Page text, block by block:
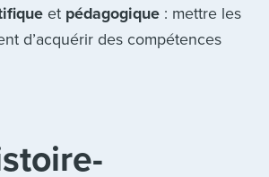
et pédagogique : mettre les
d’acquérir des compétences